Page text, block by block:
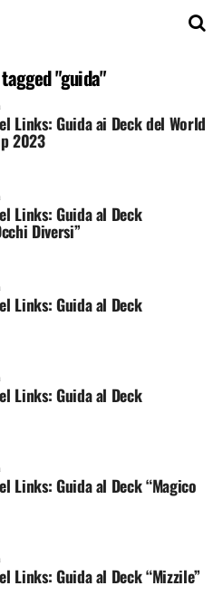
"guida"
Links: Guida ai Deck del World
2023
Links: Guida al Deck
Diversi”
Links: Guida al Deck
Links: Guida al Deck
Links: Guida al Deck “Magico
Links: Guida al Deck “Mizzile”